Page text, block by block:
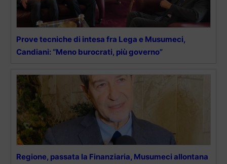
Prove tecniche di intesa fra Lega e Musumeci,
Candiani: “Meno burocrati, più governo”
Regione, passata la Finanziaria, Musumeci allontana